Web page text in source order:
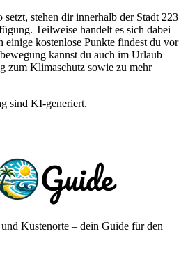
stehen dir innerhalb der Stadt 223
Teilweise handelt es sich dabei
einige kostenlose Punkte findest du vor
kannst du auch im Urlaub
zum Klimaschutz sowie zu mehr
sind KI-generiert.
Küstenorte – dein Guide für den